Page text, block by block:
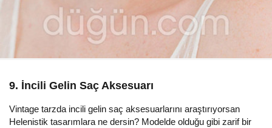
9. İncili Gelin Saç Aksesuarı
Vintage tarzda incili gelin saç aksesuarlarını araştırıyorsan
Helenistik tasarımlara ne dersin? Modelde olduğu gibi zarif bir